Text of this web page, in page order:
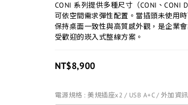
CONI 系列提供多種尺寸（CONI、CONI
可依空間需求彈性配置。當插頭未使用
保持桌面一致性與高質感外觀，是企業
受歡迎的崁入式整線方案。
NT$8,900
電源規格 : 美規插座x2 / USB A+C / 外加資